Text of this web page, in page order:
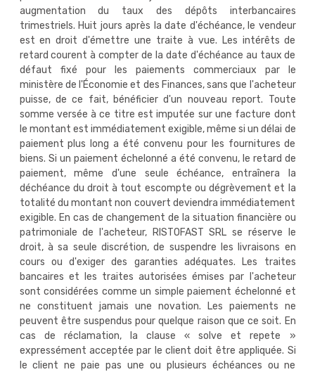
augmentation du taux des dépôts interbancaires
trimestriels. Huit jours après la date d'échéance, le vendeur
est en droit d'émettre une traite à vue. Les intérêts de
retard courent à compter de la date d'échéance au taux de
défaut fixé pour les paiements commerciaux par le
ministère de l'Économie et des Finances, sans que l'acheteur
puisse, de ce fait, bénéficier d'un nouveau report. Toute
somme versée à ce titre est imputée sur une facture dont
le montant est immédiatement exigible, même si un délai de
paiement plus long a été convenu pour les fournitures de
biens. Si un paiement échelonné a été convenu, le retard de
paiement, même d'une seule échéance, entraînera la
déchéance du droit à tout escompte ou dégrèvement et la
totalité du montant non couvert deviendra immédiatement
exigible. En cas de changement de la situation financière ou
patrimoniale de l'acheteur, RISTOFAST SRL se réserve le
droit, à sa seule discrétion, de suspendre les livraisons en
cours ou d'exiger des garanties adéquates. Les traites
bancaires et les traites autorisées émises par l'acheteur
sont considérées comme un simple paiement échelonné et
ne constituent jamais une novation. Les paiements ne
peuvent être suspendus pour quelque raison que ce soit. En
cas de réclamation, la clause « solve et repete »
expressément acceptée par le client doit être appliquée. Si
le client ne paie pas une ou plusieurs échéances ou ne